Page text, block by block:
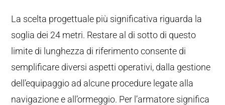
La scelta progettuale più significativa riguarda la
soglia dei 24 metri. Restare al di sotto di questo
limite di lunghezza di riferimento consente di
semplificare diversi aspetti operativi, dalla gestione
dell’equipaggio ad alcune procedure legate alla
navigazione e all’ormeggio. Per l’armatore significa